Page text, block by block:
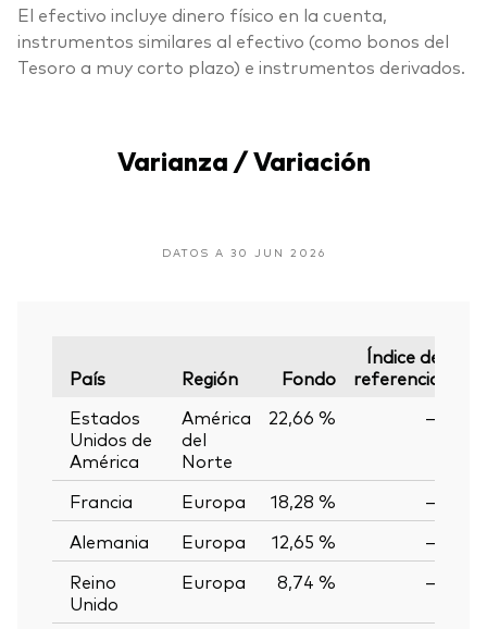
El efectivo incluye dinero físico en la cuenta,
instrumentos similares al efectivo (como bonos del
Tesoro a muy corto plazo) e instrumentos derivados.
Varianza / Variación
DATOS A 30 JUN 2026
País Región Fondo
Índice de
referencia
Estados
Unidos de
América
América
del
Norte
22,66 % —
Francia Europa 18,28 %
—
Alemania
Europa 12,65 %
—
Reino
Unido
Europa 8,74 % —